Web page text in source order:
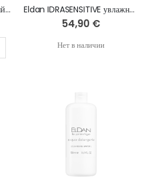
Eldan IDRACALM aзуленовый тоник - 250 мл Eldan IDRASENSITIVE увлажняющий крем 24 часа для чувствительной кожи - 250 мл
54,90 €
Нет в наличии